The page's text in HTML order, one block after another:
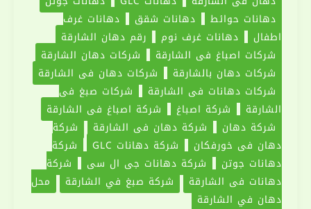
دهانات حوائط
دهانات شقق
دهانات غرف
اطفال
دهانات غرف نوم
رقم دهان الشارقة
شركات اصباغ في الشارقة
شركات دهان الشارقة
شركات دهان بالشارقة
شركات دهان في الشارقة
شركات دهانات في الشارقة
شركات صبغ في
الشارقة
شركة اصباغ
شركة اصباغ في الشارقة
شركة دهان
شركة دهان في الشارقة
شركة
دهان في خورفكان
شركة دهانات GLC
شركة
دهانات جوتن
شركة دهانات جى ال سى
شركة
دهانات في الشارقة
شركة صبغ في الشارقة
محل
دهان في الشارقة